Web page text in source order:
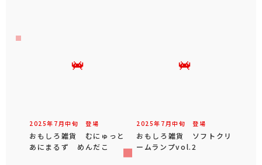
2025年 7 月中旬 登場
おもしろ雑貨 むにゅっと
あにまるず めんだこ
2025年 7 月中旬 登場
おもしろ雑貨 ソフトクリ
ームランプvol.2